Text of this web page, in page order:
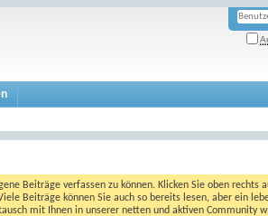
Beiträge verfassen zu können. Klicken Sie oben
Beiträge können Sie auch so bereits lesen, aber ein
mit Ihnen in unserer netten und aktiven Community